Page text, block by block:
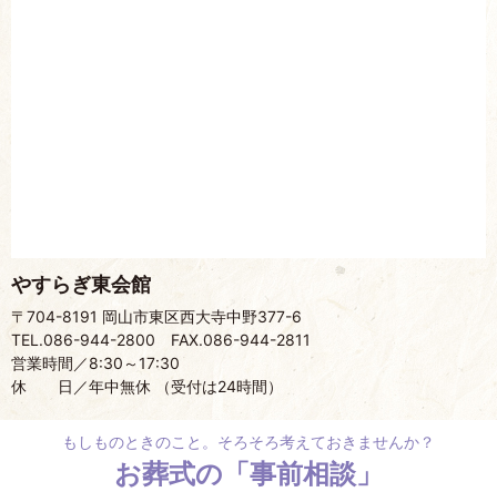
やすらぎ東会館
〒704-8191 岡山市東区西大寺中野377-6
TEL.086-944-2800 FAX.086-944-2811
営業時間／8:30～17:30
休 日／年中無休 （受付は24時間）
もしものときのこと。そろそろ考えておきませんか？
お葬式の 「事前相談」